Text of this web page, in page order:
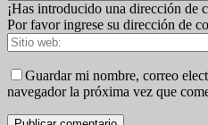
¡Has introducido una dirección de
Por favor ingrese su dirección de
Guardar mi nombre, correo
navegador la próxima vez que